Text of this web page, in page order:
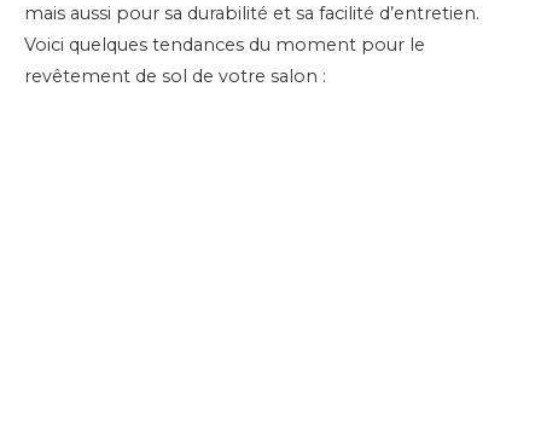
mais aussi pour sa durabilité et sa facilité d’entretien.
Voici quelques tendances du moment pour le
revêtement de sol de votre salon :